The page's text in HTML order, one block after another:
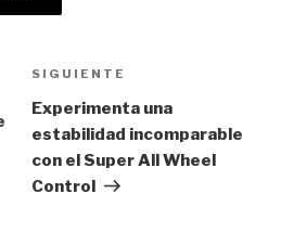
Next
Post
SIGUIENTE
Experimenta una
estabilidad incomparable
con el Super All Wheel
Control